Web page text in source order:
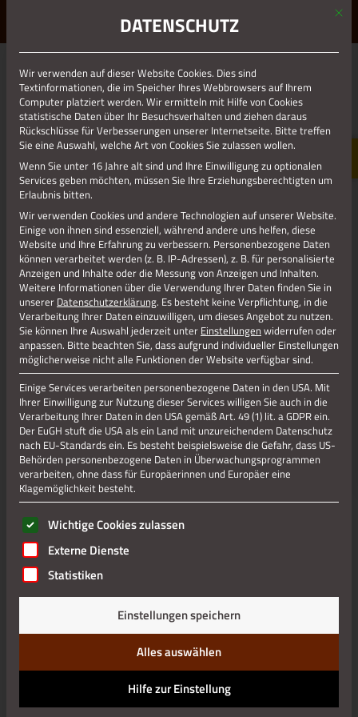
ERLEBE STOLBERG.ERLEBE DICH.
01.01.1970
FEWO BUCHMANN_SEHR KLEIN
Jetzt teilen
Jetzt teilen
Impressum
Mit
DATENSCHUTZ
Wir verwenden auf dieser Website Cookies. Dies sind
Textinformationen, die im Speicher Ihres Webbrowsers auf Ihrem
Computer platziert werden. Wir ermitteln mit Hilfe von Cookies
statistische Daten über Ihr Besuchsverhalten und ziehen daraus
Rückschlüsse für Verbesserungen unserer Internetseite. Bitte treffen
Sie eine Auswahl, welche Art von Cookies Sie zulassen wollen.
Wenn Sie unter 16 Jahre alt sind und Ihre Einwilligung zu optionalen
Services geben möchten, müssen Sie Ihre Erziehungsberechtigten um
Erlaubnis bitten.
Wir verwenden Cookies und andere Technologien auf unserer Website.
Einige von ihnen sind essenziell, während andere uns helfen, diese
Website und Ihre Erfahrung zu verbessern. Personenbezogene Daten
können verarbeitet werden (z. B. IP-Adressen), z. B. für personalisierte
Anzeigen und Inhalte oder die Messung von Anzeigen und Inhalten.
Weitere Informationen über die Verwendung Ihrer Daten finden Sie in
unserer Datenschutzerklärung. Es besteht keine Verpflichtung, in die
Verarbeitung Ihrer Daten einzuwilligen, um dieses Angebot zu nutzen.
Sie können Ihre Auswahl jederzeit unter Einstellungen widerrufen oder
anpassen. Bitte beachten Sie, dass aufgrund individueller Einstellungen
möglicherweise nicht alle Funktionen der Website verfügbar sind.
Einige Services verarbeiten personenbezogene Daten in den USA. Mit
Ihrer Einwilligung zur Nutzung dieser Services willigen Sie auch in die
Verarbeitung Ihrer Daten in den USA gemäß Art. 49 (1) lit. a GDPR ein.
Der EuGH stuft die USA als ein Land mit unzureichendem Datenschutz
nach EU-Standards ein. Es besteht beispielsweise die Gefahr, dass US-
Behörden personenbezogene Daten in Überwachungsprogrammen
verarbeiten, ohne dass für Europäerinnen und Europäer eine
Klagemöglichkeit besteht.
Es folgt eine Liste der Service-Gruppen, für die eine
Wichtige Cookies zulassen
Externe Dienste
Statistiken
Einstellungen speichern
Alles auswählen
Hilfe zur Einstellung